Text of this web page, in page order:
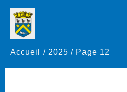
Aller
contenu
Accueil 2025 Page 12